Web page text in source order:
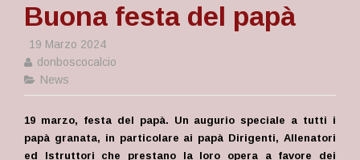
Buona festa del papà
19 Marzo 2024
donboscocalcio
News
19 marzo, festa del papà. Un augurio speciale a tutti i
papà granata, in particolare ai papà Dirigenti, Allenatori
ed Istruttori che prestano la loro opera a favore dei